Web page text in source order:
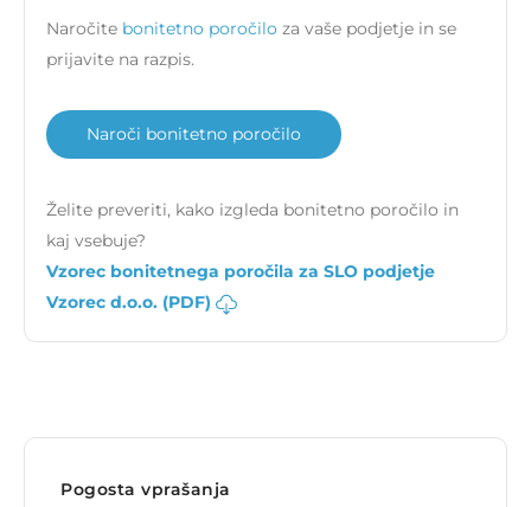
Naročite bonitetno poročilo za vaše podjetje in se
prijavite na razpis.
Naroči bonitetno poročilo
Želite preveriti, kako izgleda bonitetno poročilo in
kaj vsebuje?
Vzorec bonitetnega poročila za SLO podjetje
Vzorec d.o.o. (PDF)
Pogosta vprašanja